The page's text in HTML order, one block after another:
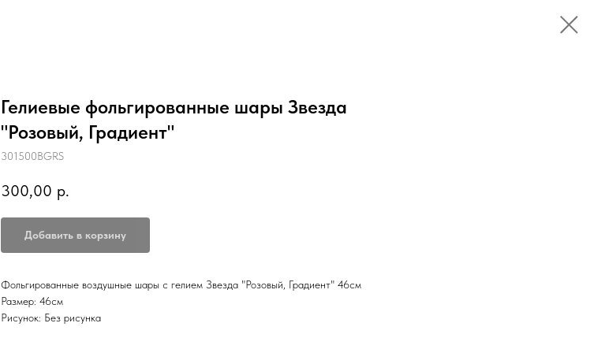
Гелиевые фольгированные шары Звезда
"Розовый, Градиент"
301500BGRS
300,00 р.
Добавить в корзину
Фольгированные воздушные шары с гелием Звезда "Розовый, Градиент" 46см
Размер: 46см
Рисунок: Без рисунка